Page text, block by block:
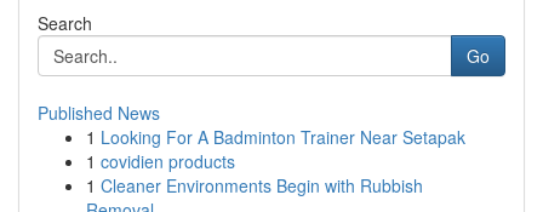
Search
Go
Published News
1 Looking For A Badminton Trainer Near Setapak
1 covidien products
1 Cleaner Environments Begin with Rubbish